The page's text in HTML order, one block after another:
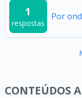
1
respostas
Por
CONTEÚDOS